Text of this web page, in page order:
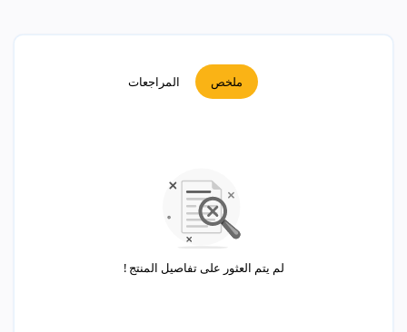
ملخص المراجعات
لم يتم العثور على تفاصيل المنتج !